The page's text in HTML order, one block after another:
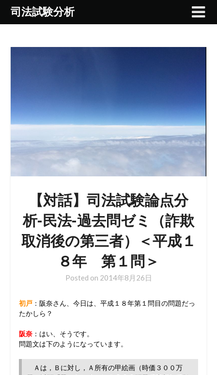
Skip司法試験分析
【対話】司法試験論点分
析-民法-過去問ゼミ（詐欺
取消後の第三者）＜平成１
８年 第１問＞
Posted on 2014年8月26日
初戸：阪奈さん、今日は、平成１８年第１問目の問題だっ
たかしら？
阪奈：はい、そうです。
問題文は下のようになっています。
Ａは，Ｂに対し，Ａ所有の甲絵画（時価３００万